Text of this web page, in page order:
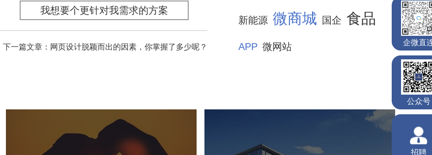
我想要个更针对我需求的方案
下一篇文章：网页设计脱颖而出的因素，你掌握了多少呢？
新能源 微商城 国企 食品
APP 微网站
中国人体器官捐献管理中心 国家会议中心